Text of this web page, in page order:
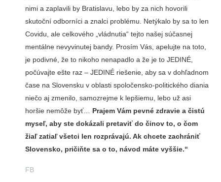
nimi a zaplavili by Bratislavu, lebo by za nich hovorili
skutoční odborníci a znalci problému. Netýkalo by sa to len
Covidu, ale celkového „vládnutia“ tejto našej súčasnej
mentálne nevyvinutej bandy. Prosím Vás, apelujte na toto,
je podivné, že to nikoho nenapadlo a že je to JEDINÉ,
počúvajte ešte raz – JEDINÉ riešenie, aby sa v dohľadnom
čase na Slovensku v oblasti spoločensko-politického diania
niečo aj zmenilo, samozrejme k lepšiemu, lebo už asi
horšie nemôže byť… Prajem Vám pevné zdravie a čistú
myseľ, aby ste dokázali pretaviť do činov to, o čom
žiaľ zatiaľ všetci len rozprávajú. Ak chcete zachrániť
Slovensko, pričiňte sa o to, návod máte vyššie.“
FB